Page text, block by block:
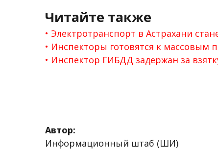
Читайте также
Электротранспорт в Астрахани
Инспекторы готовятся к массовым
Инспектор ГИБДД задержан за
Автор:
Информационный штаб (ШИ)